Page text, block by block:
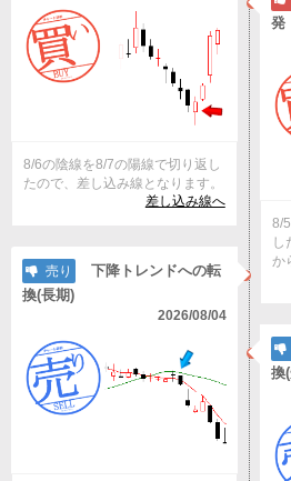
8/6の陰線を8/7の陽線で切り返し
たので、差し込み線となります。
差し込み線へ
発
8/
し
か
売り
下降トレンドへの転
換(長期)
2026/08/04
換